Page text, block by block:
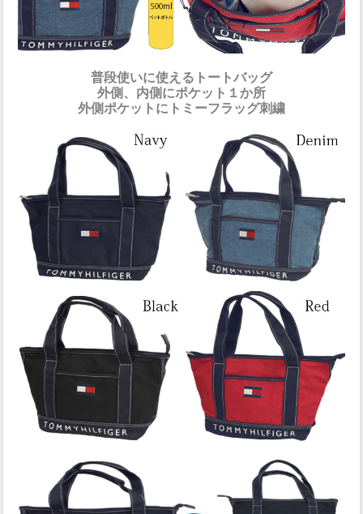
普段使いに使えるトートバッグ
外側、内側にポケット１か所
外側ポケットにトミーフラッグ刺繍